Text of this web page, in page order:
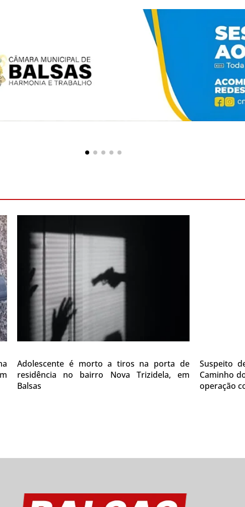
Adolescente é morto a tiros na porta de
residência no bairro Nova Trizidela, em
Balsas
Suspeito
Caminho
operação